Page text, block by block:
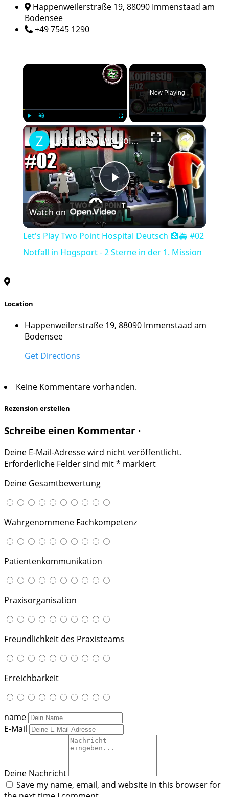
Happenweilerstraße 19, 88090 Immenstaad am
Bodensee
+49 7545 1290
×
Play Unmute Fullscreen
Now Playing
×
Play
Video
Let's Play Two Point Hospital Deutsch 🏥🚑 #02 Notfall in Hogsport - 2 Sterne in der 1. Mission
Watch on
Let's Play Two Point Hospital Deutsch 🏥🚑 #02
Notfall in Hogsport - 2 Sterne in der 1. Mission
Location
Happenweilerstraße 19, 88090 Immenstaad am
Bodensee
Get Directions
Keine Kommentare vorhanden.
Rezension erstellen
Schreibe einen Kommentar ·
Deine E-Mail-Adresse wird nicht veröffentlicht.
Erforderliche Felder sind mit* markiert
Deine Gesamtbewertung
Wahrgenommene Fachkompetenz
Patientenkommunikation
Praxisorganisation
Freundlichkeit des Praxisteams
Erreichbarkeit
name
E-Mail
Deine Nachricht
Save my name, email, and website in this browser for